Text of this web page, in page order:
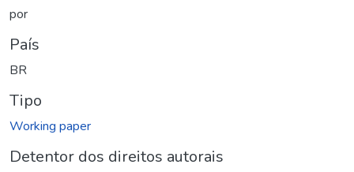
por
País
BR
Tipo
Working paper
Detentor dos direitos autorais